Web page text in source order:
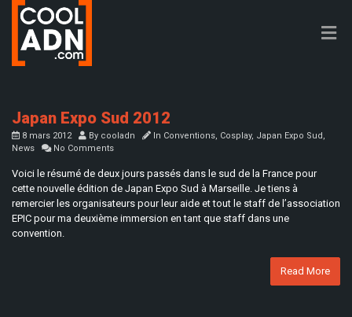
Japan Expo Sud 2012
8 mars 2012 By cooladn In Conventions, Cosplay, Japan Expo Sud,
News
No Comments
Voici le résumé de deux jours passés dans le sud de la France pour
cette nouvelle édition de Japan Expo Sud à Marseille. Je tiens à
remercier les organisateurs pour leur aide et tout le staff de l’association
EPIC pour ma deuxième immersion en tant que staff dans une
convention.
Read More